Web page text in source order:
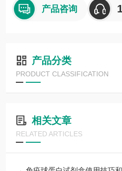
产品咨询
产品分类
PRODUCT CLASSIFICATION
相关文章
RELATED ARTICLES